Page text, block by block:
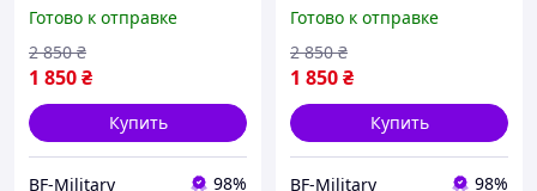
рип-стоп весенняя куртка
мультикам зсу BAGS
Готово к отправке
1 850₴
2 850 ₴
Купить
BF-Military 98%
Tailor Hunter весенняя
куртка пиксель пиксель
Готово к отправке
1 850₴
2 850 ₴
Купить
BF-Military 98%